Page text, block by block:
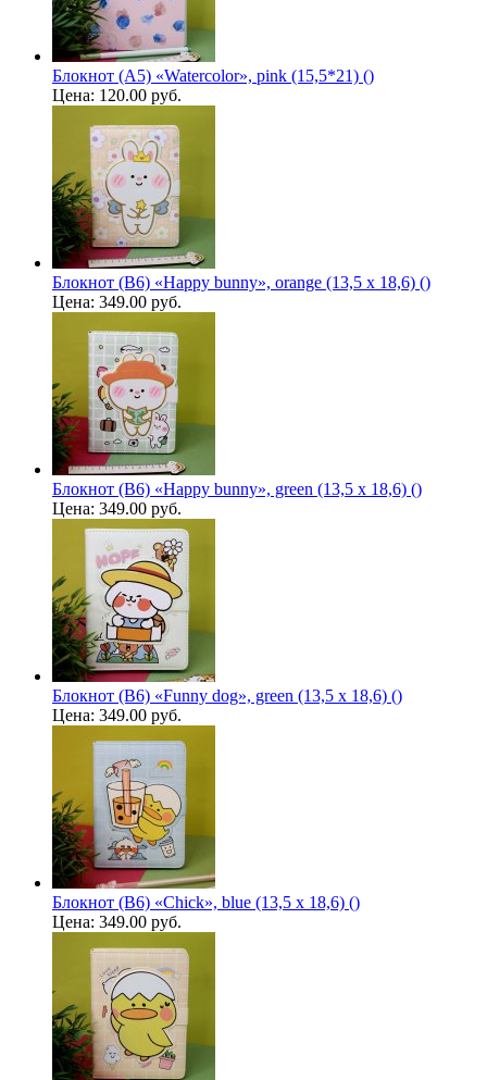
Блокнот (A5) «Watercolor», pink (15,5*21) ()
Цена: 120.00 руб.
Блокнот (B6) «Happy bunny», orange (13,5 х 18,6) ()
Цена: 349.00 руб.
Блокнот (B6) «Happy bunny», green (13,5 х 18,6) ()
Цена: 349.00 руб.
Блокнот (B6) «Funny dog», green (13,5 х 18,6) ()
Цена: 349.00 руб.
Блокнот (B6) «Chick», blue (13,5 х 18,6) ()
Цена: 349.00 руб.